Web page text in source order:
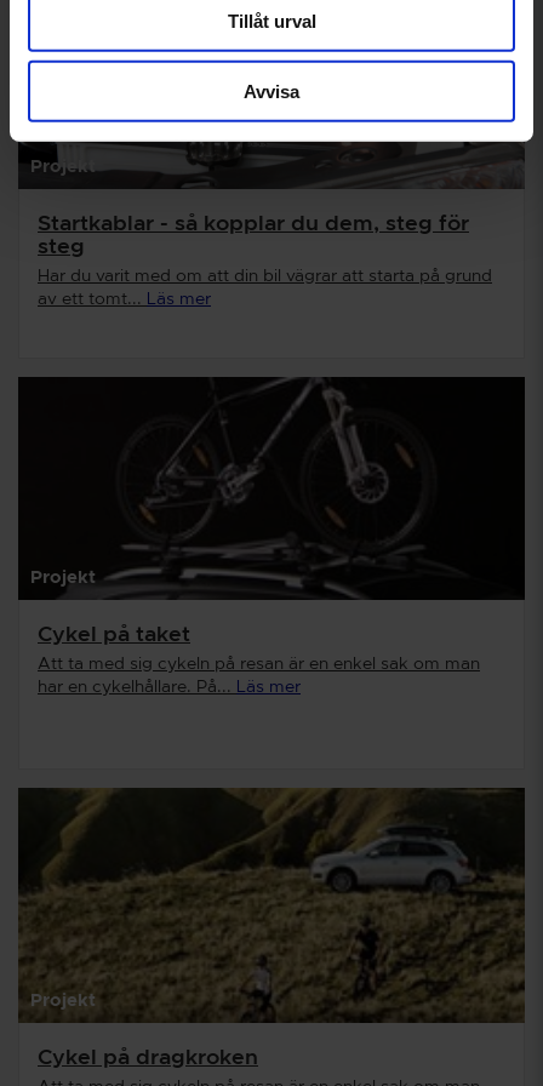
Tillåt urval
Avvisa
Projekt
Startkablar - så kopplar du dem, steg för
steg
Har du varit med om att din bil vägrar att starta på grund
av ett tomt... Läs mer
Projekt
Cykel på taket
Att ta med sig cykeln på resan är en enkel sak om man
har en cykelhållare. På...
Läs mer
Projekt
Cykel på dragkroken